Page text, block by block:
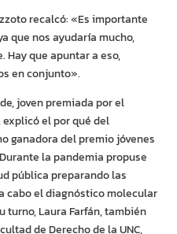
recalcó: «Es importante
que nos ayudaría mucho,
Hay que apuntar a eso,
en conjunto».
joven premiada por el
explicó el por qué del
ganadora del premio jóvenes
la pandemia propuse
pública preparando las
cabo el diagnóstico molecular
turno, Laura Farfán, también
de Derecho de la UNC,